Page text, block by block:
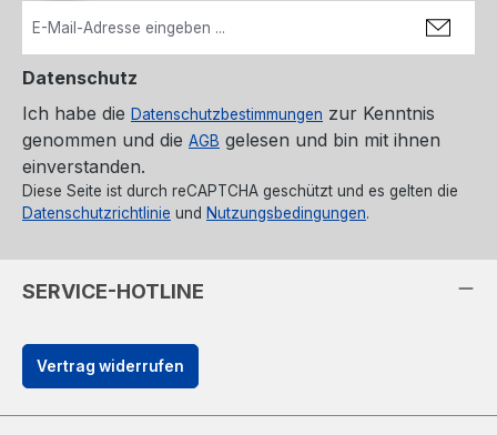
Datenschutz
Ich habe die Datenschutzbestimmungen zur Kenntnis
genommen und die AGB gelesen und bin mit ihnen
einverstanden.
Diese Seite ist durch reCAPTCHA geschützt und es gelten die
Datenschutzrichtlinie und Nutzungsbedingungen.
SERVICE-HOTLINE
Vertrag widerrufen